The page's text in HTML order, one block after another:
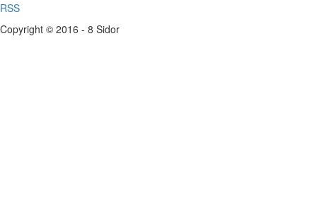
RSS
Copyright © 2016 - 8 Sidor